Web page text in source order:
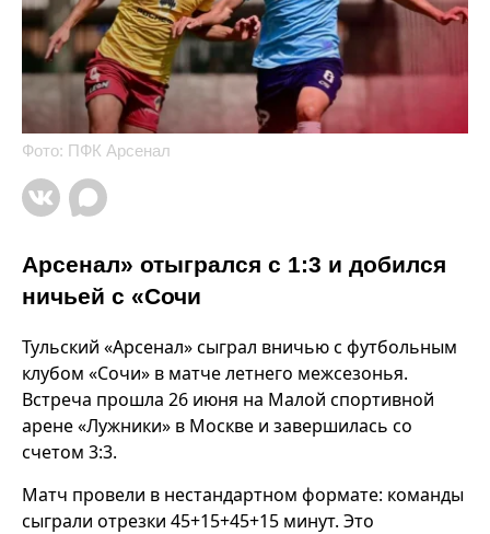
Фото: ПФК Арсенал
Арсенал» отыгрался с 1:3 и добился
ничьей с «Сочи
Тульский «Арсенал» сыграл вничью с футбольным
клубом «Сочи» в матче летнего межсезонья.
Встреча прошла 26 июня на Малой спортивной
арене «Лужники» в Москве и завершилась со
счетом 3:3.
Матч провели в нестандартном формате: команды
сыграли отрезки 45+15+45+15 минут. Это